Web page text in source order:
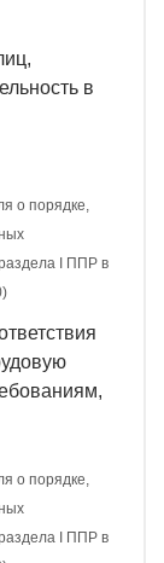
в
о порядке,
раздела I ППР в
о порядке,
раздела I ППР в